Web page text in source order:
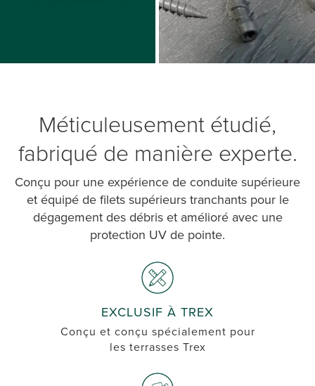
Méticuleusement étudié,
fabriqué de manière experte.
Conçu pour une expérience de conduite supérieure
et équipé de filets supérieurs tranchants pour le
dégagement des débris et amélioré avec une
protection UV de pointe.
EXCLUSIF À TREX
Conçu et conçu spécialement pour
les terrasses Trex